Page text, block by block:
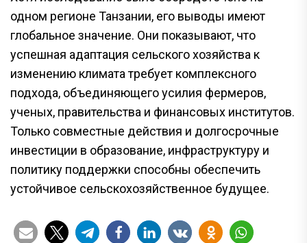
одном регионе Танзании, его выводы имеют
глобальное значение. Они показывают, что
успешная адаптация сельского хозяйства к
изменению климата требует комплексного
подхода, объединяющего усилия фермеров,
ученых, правительства и финансовых институтов.
Только совместные действия и долгосрочные
инвестиции в образование, инфраструктуру и
политику поддержки способны обеспечить
устойчивое сельскохозяйственное будущее.